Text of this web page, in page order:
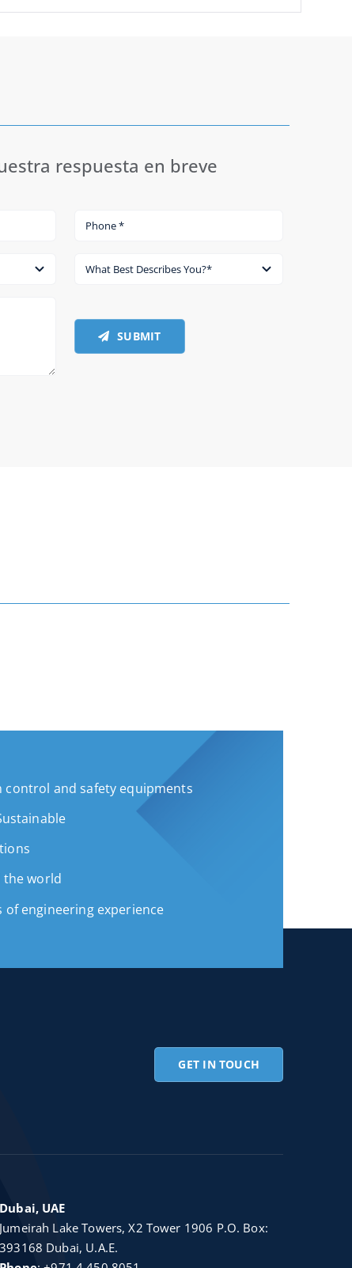
respuesta en breve
SUBMIT
control and safety equipments
the world
of engineering experience
GET IN TOUCH
Dubai, UAE
Jumeirah Lake Towers, X2 Tower 1906 P.O. Box:
393168 Dubai, U.A.E.